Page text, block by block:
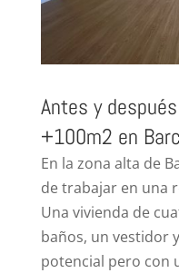
Antes y
+100m2 en
En la zona alta de
de trabajar en una
Una vivienda de
baños, un vestidor
potencial pero con